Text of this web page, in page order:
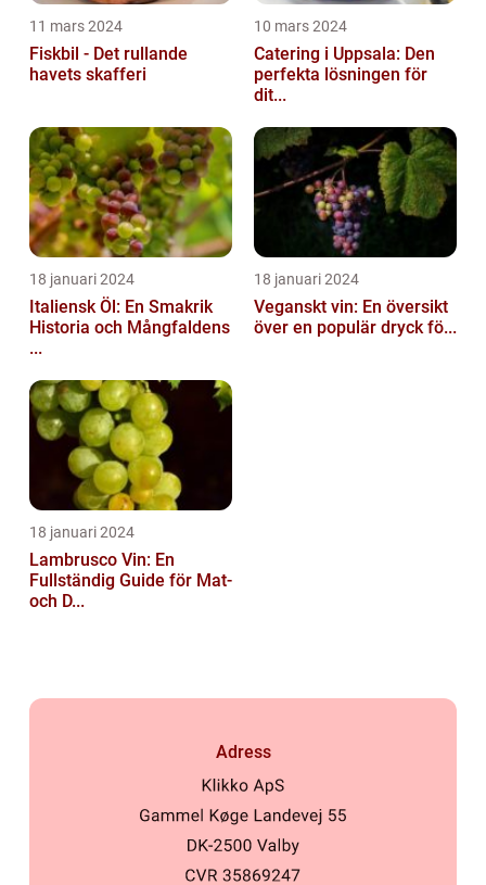
11 mars 2024
Fiskbil - Det rullande
havets skafferi
10 mars 2024
Catering i Uppsala: Den
perfekta lösningen för
dit...
18 januari 2024
Italiensk Öl: En Smakrik
Historia och Mångfaldens
...
18 januari 2024
Veganskt vin: En översikt
över en populär dryck fö...
18 januari 2024
Lambrusco Vin: En
Fullständig Guide för Mat-
och D...
Adress